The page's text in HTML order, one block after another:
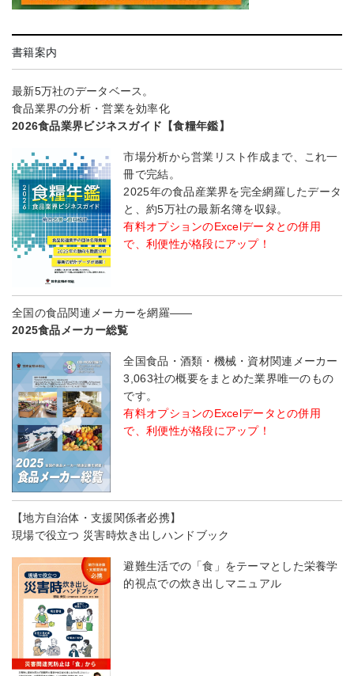
書籍案内
最新5万社のデータベース。
食品業界の分析・営業を効率化
2026食品業界ビジネスガイド【食糧年鑑】
市場分析から営業リスト作成まで、これ一
冊で完結。
2025年の食品産業界を完全網羅したデータ
と、約5万社の最新名簿を収録。
有料オプションのExcelデータとの併用
で、利便性が格段にアップ！
全国の食品関連メーカーを網羅――
2025食品メーカー総覧
全国食品・酒類・機械・資材関連メーカー
3,063社の概要をまとめた業界唯一のもの
です。
有料オプションのExcelデータとの併用
で、利便性が格段にアップ！
【地方自治体・支援関係者必携】
現場で役立つ 災害時炊き出しハンドブック
避難生活での「食」をテーマとした栄養学
的視点での炊き出しマニュアル